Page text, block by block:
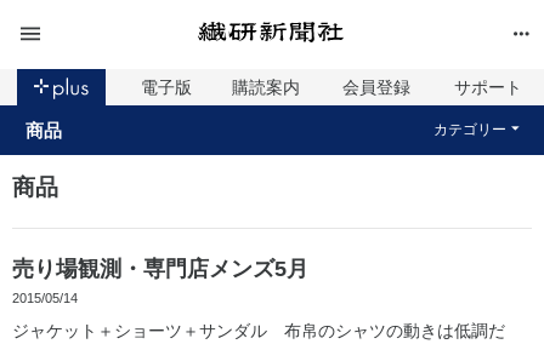
電子版 購読案内 会員登録 サポート
商品 カテゴリー
商品
売り場観測・専門店メンズ5月
2015/05/14
ジャケット＋ショーツ＋サンダル 布帛のシャツの動きは低調だ